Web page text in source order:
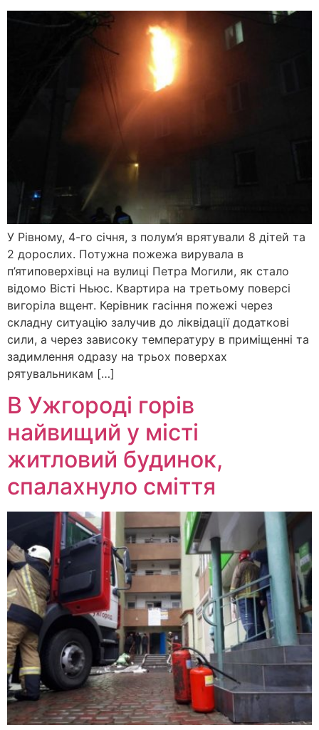
У Рівному, 4-го січня, з полум’я врятували 8 дітей та
2 дорослих. Потужна пожежа вирувала в
п’ятиповерхівці на вулиці Петра Могили, як стало
відомо Вісті Ньюс. Квартира на третьому поверсі
вигоріла вщент. Керівник гасіння пожежі через
складну ситуацію залучив до ліквідації додаткові
сили, а через зависоку температуру в приміщенні та
задимлення одразу на трьох поверхах
рятувальникам […]
В Ужгороді горів
найвищий у місті
житловий будинок,
спалахнуло сміття